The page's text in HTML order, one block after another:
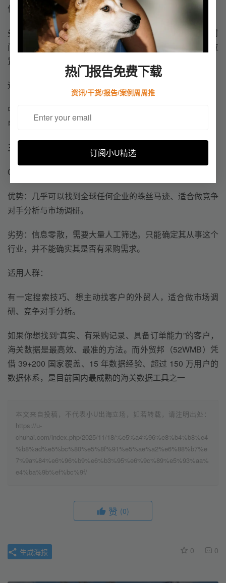
热门报告免费下载
资讯/干货/报告/案例周周推
订阅小U精选
信任成本低，适合高客单价产品。
劣势 费用高（展位费 + 机票 + 酒店 + 物料 + 人力）、
时
间周期长（一年只有 1—2 次）、 看重 场馆流量与展位位
置
适用人群：
中大型工厂、高毛利产品企业、强品牌诉求的行业（机械、
电子、建材、纺织等）。
五、Google 搜索引擎找客户
Google 是全球外贸企业寻找目标市场最常用的工具之一。
优势： 几乎可以找到全球任何企业的蛛丝马迹、 适合做竞争
对手分析与市场调研。
劣势： 信息零散，需要大量人工筛选。 只能确定其从事这个
行业，并不能确实其是否有采购需求。
适用人群：
有一定搜索技巧、想主动找客户的外贸人，适合做市场调
研、竞争对手分析。
如果你想找到“真实、有采购记录、具备订单能力”的客户，
海关数据是最高效、最准的方法。而外贸邦（52WMB）凭
借 39+200 国家覆盖、15 年数据经验、超过 150 万用户的
数据体系，是目前国内最成熟的海关数据工具之一
本文来自投稿，不代表小U出海立场，如若转载，请注明出处：
https://u-
chuhai.com/index.php/2025/11/18/%e5%a4%96%e8%b4%b8%e4
%b8%ad%e5%bc%80%e5%8f%91%e5%ae%a2%e6%88%b7%e
7%9a%84%e6%96%b9%e6%b3%95%e6%9c%89%e5%93%aa%
e4%ba%9b%ef%bc%9f/
赞 (0)
0 0
生成海报